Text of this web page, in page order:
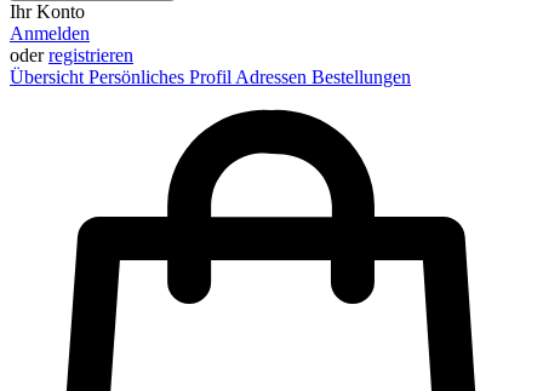
Ihr Konto
Anmelden
oderregistrieren
Übersicht Persönliches Profil Adressen Bestellungen